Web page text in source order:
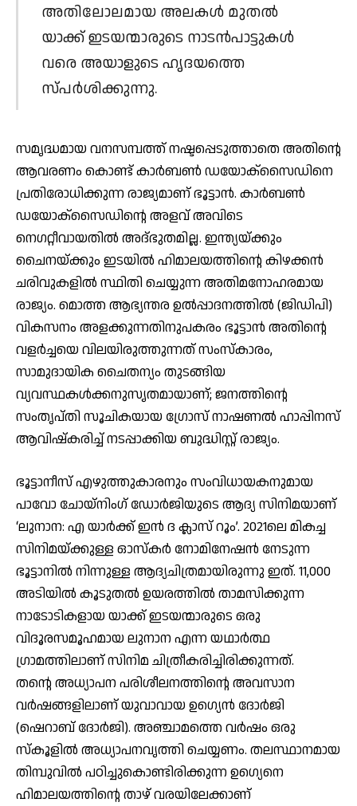
അതിലോലമായ അലകള്‍ മുതല്‍
യാക്ക് ഇടയന്മാരുടെ നാടന്‍പാട്ടുകള്‍
വരെ അയാളുടെ ഹൃദയത്തെ
സ്പര്‍ശിക്കുന്നു.
സമൃദ്ധമായ വനസമ്പത്ത് നഷ്ടപ്പെടുത്താതെ അതിന്റെ
ആവരണം കൊണ്ട് കാര്‍ബണ്‍ ഡയോക്‌സൈഡിനെ
പ്രതിരോധിക്കുന്ന രാജ്യമാണ് ഭൂട്ടാന്‍. കാര്‍ബണ്‍
ഡയോക്‌സൈഡിന്റെ അളവ് അവിടെ
നെഗറ്റീവായതില്‍ അദ്ഭുതമില്ല. ഇന്ത്യയ്ക്കും
ചൈനയ്ക്കും ഇടയില്‍ ഹിമാലയത്തിന്റെ കിഴക്കന്‍
ചരിവുകളില്‍ സ്ഥിതി ചെയ്യുന്ന അതിമനോഹരമായ
രാജ്യം. മൊത്ത ആഭ്യന്തര ഉല്‍പ്പാദനത്തില്‍ (ജിഡിപി)
വികസനം അളക്കുന്നതിനുപകരം ഭൂട്ടാന്‍ അതിന്റെ
വളര്‍ച്ചയെ വിലയിരുത്തുന്നത് സംസ്‌കാരം,
സാമുദായിക ചൈതന്യം തുടങ്ങിയ
വ്യവസ്ഥകള്‍ക്കനുസൃതമായാണ്; ജനത്തിന്റെ
സംതൃപ്തി സൂചികയായ ഗ്രോസ് നാഷണല്‍ ഹാപ്പിനസ്
ആവിഷ്‌കരിച്ച് നടപ്പാക്കിയ ബുദ്ധിസ്റ്റ് രാജ്യം.
ഭൂട്ടാനീസ് എഴുത്തുകാരനും സംവിധായകനുമായ
പാവോ ചോയ്നിംഗ് ഡോര്‍ജിയുടെ ആദ്യ സിനിമയാണ്
‘ലുനാന: എ യാര്‍ക്ക് ഇന്‍ ദ ക്ലാസ് റൂം’. 2021ലെ മികച്ച
സിനിമയ്ക്കുള്ള ഓസ്‌കര്‍ നോമിനേഷന്‍ നേടുന്ന
ഭൂട്ടാനില്‍ നിന്നുള്ള ആദ്യചിത്രമായിരുന്നു ഇത്. 11,000
അടിയില്‍ കൂടുതല്‍ ഉയരത്തില്‍ താമസിക്കുന്ന
നാടോടികളായ യാക്ക് ഇടയന്മാരുടെ ഒരു
വിദൂരസമൂഹമായ ലുനാന എന്ന യഥാര്‍ത്ഥ
ഗ്രാമത്തിലാണ് സിനിമ ചിത്രീകരിച്ചിരിക്കുന്നത്.
തന്റെ അധ്യാപന പരിശീലനത്തിന്റെ അവസാന
വര്‍ഷങ്ങളിലാണ് യുവാവായ ഉഗ്യെന്‍ ദോര്‍ജി
(ഷെറാബ് ദോര്‍ജി). അഞ്ചാമത്തെ വര്‍ഷം ഒരു
സ്‌കൂളില്‍ അധ്യാപനവൃത്തി ചെയ്യണം. തലസ്ഥാനമായ
തിമ്പുവില്‍ പഠിച്ചുകൊണ്ടിരിക്കുന്ന ഉഗ്യെനെ
ഹിമാലയത്തിന്റെ താഴ് വരയിലേക്കാണ്